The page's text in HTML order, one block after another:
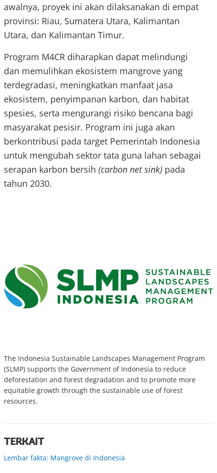
awalnya, proyek ini akan dilaksanakan di empat
provinsi: Riau, Sumatera Utara, Kalimantan
Utara, dan Kalimantan Timur.
Program M4CR diharapkan dapat melindungi
dan memulihkan ekosistem mangrove yang
terdegradasi, meningkatkan manfaat jasa
ekosistem, penyimpanan karbon, dan habitat
spesies, serta mengurangi risiko bencana bagi
masyarakat pesisir. Program ini juga akan
berkontribusi pada target Pemerintah Indonesia
untuk mengubah sektor tata guna lahan sebagai
serapan karbon bersih (carbon net sink) pada
tahun 2030.
The Indonesia Sustainable Landscapes Management Program
(SLMP) supports the Government of Indonesia to reduce
deforestation and forest degradation and to promote more
equitable growth through the sustainable use of forest
resources.
TERKAIT
Lembar fakta: Mangrove di Indonesia